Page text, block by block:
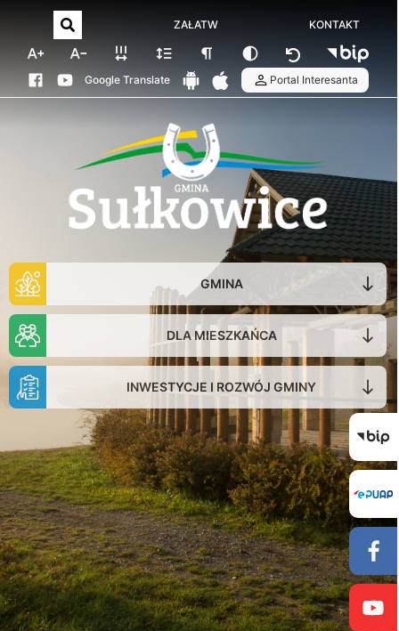
ZAŁATW KONTAKT
Google Translate Portal Interesanta
GMINA
DLA MIESZKAŃCA
INWESTYCJE I ROZWÓJ GMINY